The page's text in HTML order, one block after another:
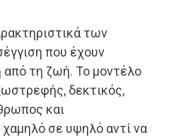
των
που έχουν
από τη ζωή. Το μοντέλο
δεκτικός,
και
σε υψηλό αντί να